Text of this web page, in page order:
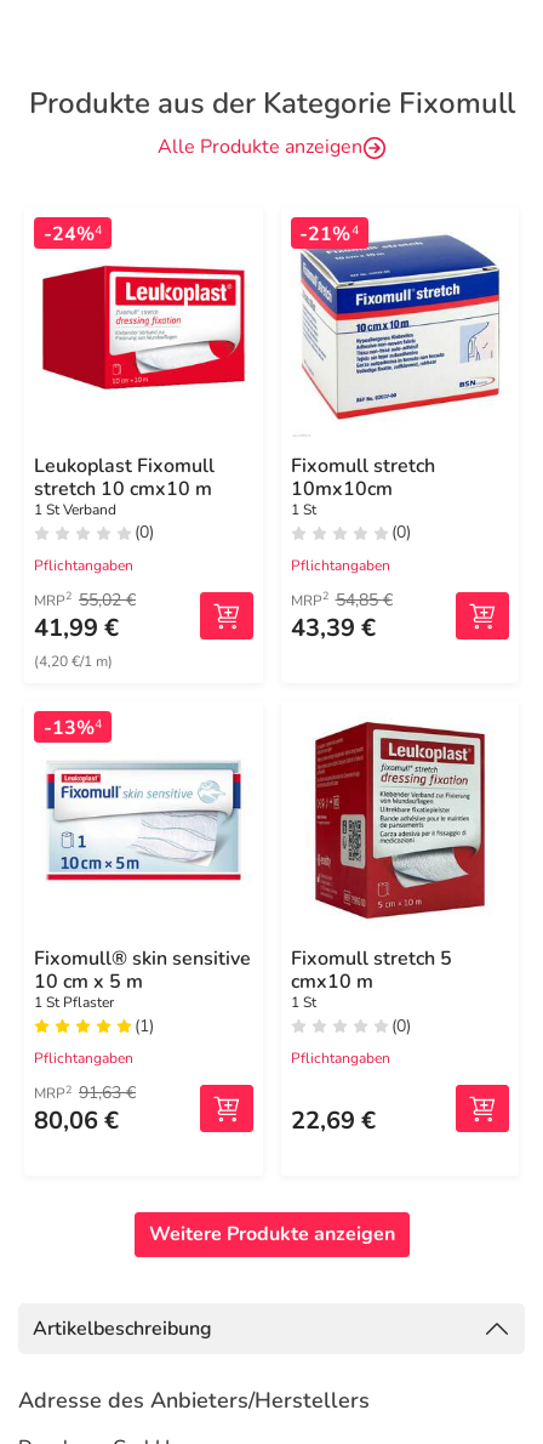
Produkte aus der Kategorie Fixomull
Alle Produkte anzeigen
-24%4
Leukoplast Fixomull
stretch 10 cmx10 m
1 St Verband
(0)
Pflichtangaben
MRP2 55,02 €
41,99 €
(4,20 €/1 m)
-21%4
Fixomull stretch
10mx10cm
1 St
(0)
Pflichtangaben
MRP2 54,85 €
43,39 €
-13%4
Fixomull® skin sensitive
10 cm x 5 m
1 St Pflaster
(1)
Pflichtangaben
MRP2 91,63 €
80,06 €
Fixomull stretch 5
cmx10 m
1 St
(0)
Pflichtangaben
22,69 €
Weitere Produkte anzeigen
Artikelbeschreibung
Adresse des Anbieters/Herstellers